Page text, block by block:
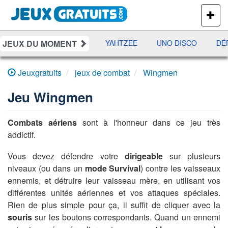
PLUS
DE
JEUX
JEUX DU MOMENT
RAMI JETX YAHTZEE UNO DISCO
Jeuxgratuits jeux de combat Wingmen
Jeu Wingmen
Combats aériens sont à l'honneur dans ce jeu très
addictif.
Vous devez défendre votre dirigeablesur plusieurs
niveaux (ou dans un mode Survival) contre les vaisseaux
ennemis, et détruire leur vaisseau mère, en utilisant vos
différentes unités aériennes et vos attaques spéciales.
Rien de plus simple pour ça, il suffit de cliquer avec la
souris sur les boutons correspondants. Quand un ennemi